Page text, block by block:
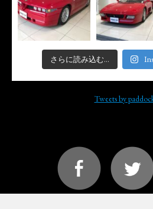
さらに読み込む...
Tweets by